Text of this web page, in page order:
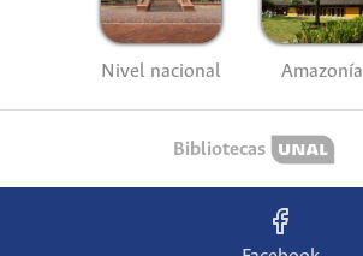
Nivel nacional Amazonía
Bibliotecas